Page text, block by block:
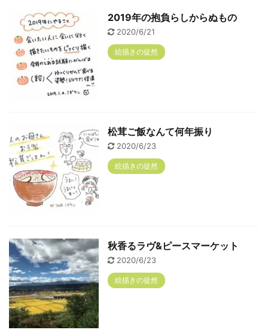
2019年の抱負らしからぬもの
2020/6/21
絵描きの徒然
松茸ご飯なんて何年振り
2020/6/23
絵描きの徒然
秋香るラヴ&ピースマーケット
2020/6/23
絵描きの徒然